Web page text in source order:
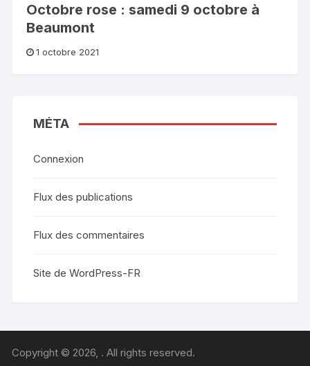
Octobre rose : samedi 9 octobre à
Beaumont
1 octobre 2021
MÉTA
Connexion
Flux des publications
Flux des commentaires
Site de WordPress-FR
Copyright © 2026, . All rights reserved.